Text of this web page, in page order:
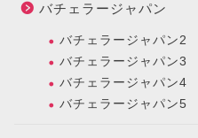
バチェラージャパン
バチェラージャパン2
バチェラージャパン3
バチェラージャパン4
バチェラージャパン5